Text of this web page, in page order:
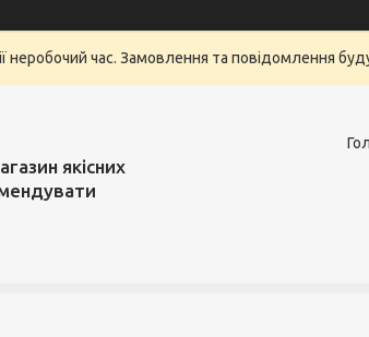
неробочий час. Замовлення та повідомлення
якісних